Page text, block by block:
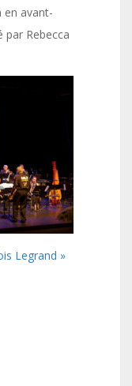
en avant-
par Rebecca
Legrand »